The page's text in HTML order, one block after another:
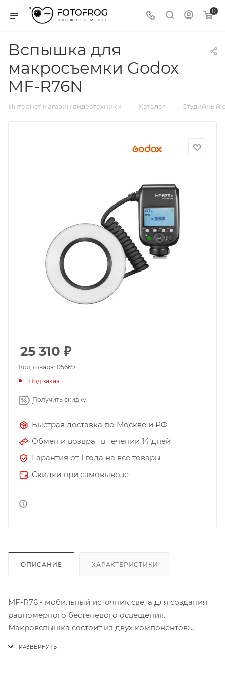
0
Вспышка для
макросъемки Godox
MF-R76N
Интернет магазин видеотехники — Каталог — Студийный
25 310 ₽
Код товара: 05669
Под заказ
Получить скидку
Быстрая доставка по Москве и РФ
Обмен и возврат в течении 14 дней
Гарантия от 1 года на все товары
Скидки при самовывозе
ОПИСАНИЕ ХАРАКТЕРИСТИКИ
MF-R76 - мобильный источник света для создания
равномерного бестеневого освещения.
Макровспышка состоит из двух компонентов: